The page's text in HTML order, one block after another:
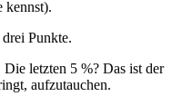
kennst).
Punkte.
letzten 5 %? Das ist der
aufzutauchen.